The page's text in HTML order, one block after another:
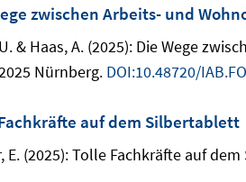
zwischen Arbeits- und
& Haas, A. (2025): Die Wege
Nürnberg. DOI:10.48720/
auf dem Silbertablett
E. (2025): Tolle Fachkräfte auf